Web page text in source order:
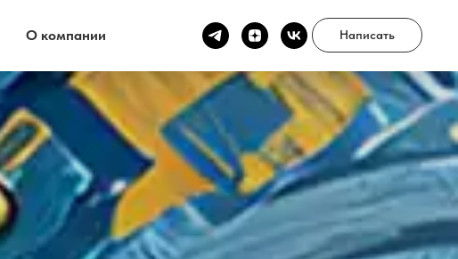
О компании Написать